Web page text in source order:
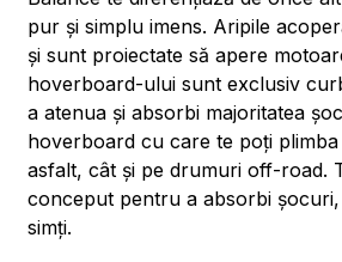
pur și simplu imens. Aripile
și sunt proiectate să apere
hoverboard-ului sunt exclusiv
a atenua și absorbi majoritatea
hoverboard cu care te poți
asfalt, cât și pe drumuri off-road.
conceput pentru a absorbi
simți.